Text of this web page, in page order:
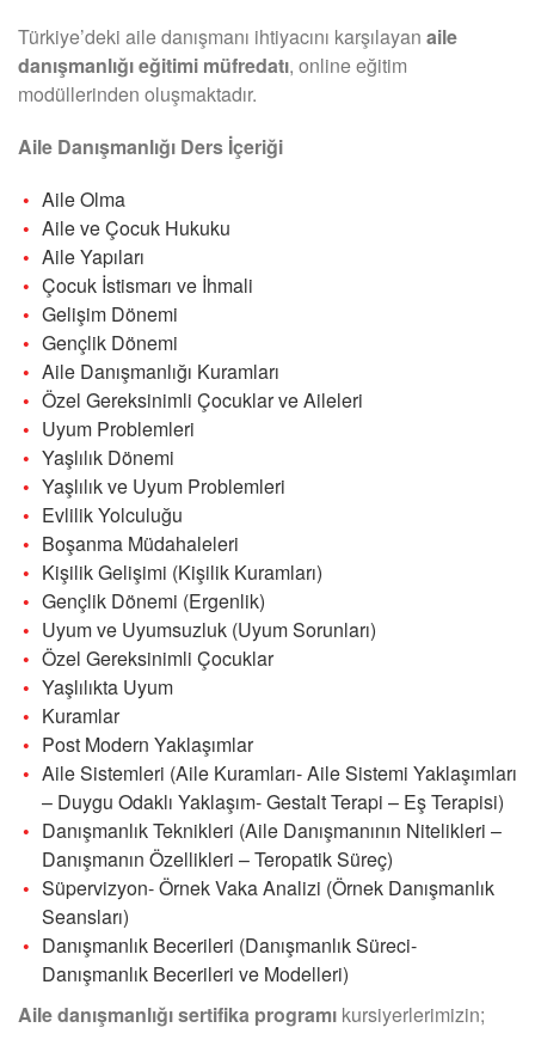
Türkiye’deki aile danışmanı ihtiyacını karşılayan aile
danışmanlığı eğitimi müfredatı, online eğitim
modüllerinden oluşmaktadır.
Aile Danışmanlığı Ders İçeriği
Aile Olma
Aile ve Çocuk Hukuku
Aile Yapıları
Çocuk İstismarı ve İhmali
Gelişim Dönemi
Gençlik Dönemi
Aile Danışmanlığı Kuramları
Özel Gereksinimli Çocuklar ve Aileleri
Uyum Problemleri
Yaşlılık Dönemi
Yaşlılık ve Uyum Problemleri
Evlilik Yolculuğu
Boşanma Müdahaleleri
Kişilik Gelişimi (Kişilik Kuramları)
Gençlik Dönemi (Ergenlik)
Uyum ve Uyumsuzluk (Uyum Sorunları)
Özel Gereksinimli Çocuklar
Yaşlılıkta Uyum
Kuramlar
Post Modern Yaklaşımlar
Aile Sistemleri (Aile Kuramları- Aile Sistemi Yaklaşımları
– Duygu Odaklı Yaklaşım- Gestalt Terapi – Eş Terapisi)
Danışmanlık Teknikleri (Aile Danışmanının Nitelikleri –
Danışmanın Özellikleri – Teropatik Süreç)
Süpervizyon- Örnek Vaka Analizi (Örnek Danışmanlık
Seansları)
Danışmanlık Becerileri (Danışmanlık Süreci-
Danışmanlık Becerileri ve Modelleri)
Aile danışmanlığı sertifika programı kursiyerlerimizin;